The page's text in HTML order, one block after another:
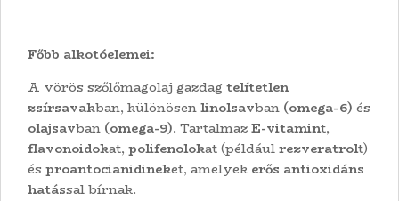
Főbb alkotóelemei:
A vörös szőlőmagolaj gazdag telítetlen
zsírsavakban, különösenlinolsavban (omega-6) és
olajsavban (omega-9). TartalmazE-vitamint,
flavonoidokat, polifenolokat (példáulrezveratrolt)
és proantocianidineket, amelyek erős antioxidáns
hatással bírnak.